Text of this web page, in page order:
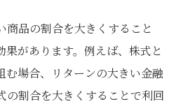
商品の割合を大きくすること
があります。例えば、株式と
む場合、リターンの大きい金融
の割合を大きくすることで利回